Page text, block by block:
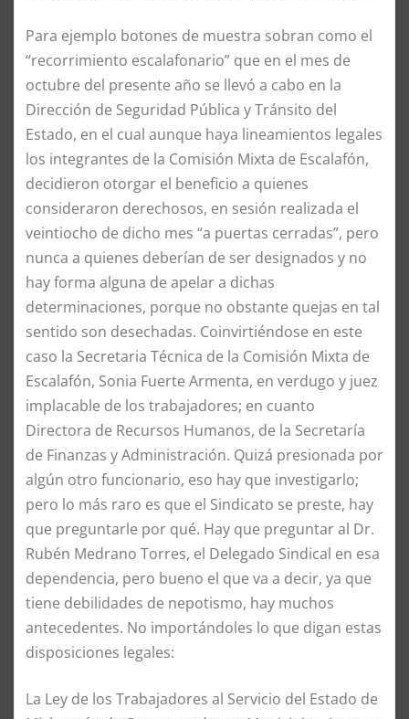
Para ejemplo botones de muestra sobran como el
“recorrimiento escalafonario” que en el mes de
octubre del presente año se llevó a cabo en la
Dirección de Seguridad Pública y Tránsito del
Estado, en el cual aunque haya lineamientos legales
los integrantes de la Comisión Mixta de Escalafón,
decidieron otorgar el beneficio a quienes
consideraron derechosos, en sesión realizada el
veintiocho de dicho mes “a puertas cerradas”, pero
nunca a quienes deberían de ser designados y no
hay forma alguna de apelar a dichas
determinaciones, porque no obstante quejas en tal
sentido son desechadas. Coinvirtiéndose en este
caso la Secretaria Técnica de la Comisión Mixta de
Escalafón, Sonia Fuerte Armenta, en verdugo y juez
implacable de los trabajadores; en cuanto
Directora de Recursos Humanos, de la Secretaría
de Finanzas y Administración. Quizá presionada por
algún otro funcionario, eso hay que investigarlo;
pero lo más raro es que el Sindicato se preste, hay
que preguntarle por qué. Hay que preguntar al Dr.
Rubén Medrano Torres, el Delegado Sindical en esa
dependencia, pero bueno el que va a decir, ya que
tiene debilidades de nepotismo, hay muchos
antecedentes. No importándoles lo que digan estas
disposiciones legales:
La Ley de los Trabajadores al Servicio del Estado de